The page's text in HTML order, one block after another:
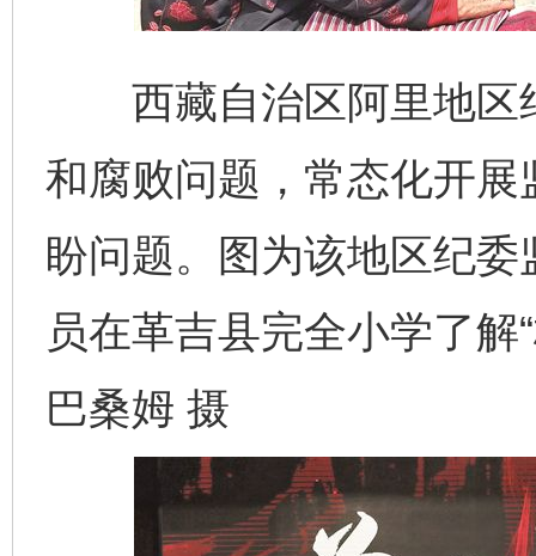
西藏自治区阿里地区
和腐败问题，常态化开
盼问题。图为该地区纪
员在革吉县完全小学了解
巴桑姆 摄